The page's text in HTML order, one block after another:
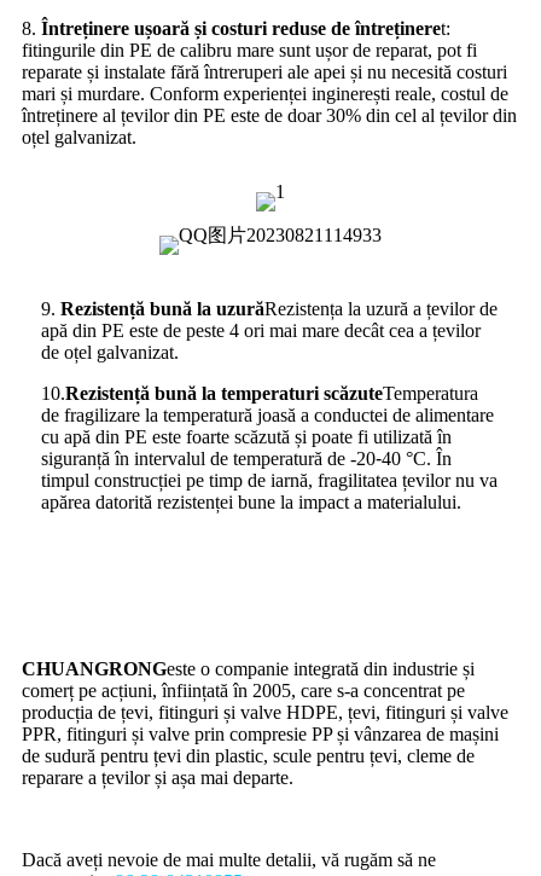
8. Întreținere ușoară și costuri reduse de întrețineret:
fitingurile din PE de calibru mare sunt ușor de reparat, pot fi
reparate și instalate fără întreruperi ale apei și nu necesită costuri
mari și murdare. Conform experienței inginerești reale, costul de
întreținere al țevilor din PE este de doar 30% din cel al țevilor din
oțel galvanizat.
9. Rezistență bună la uzurăRezistența la uzură a țevilor de
apă din PE este de peste 4 ori mai mare decât cea a țevilor
de oțel galvanizat.
10.Rezistență bună la temperaturi scăzuteTemperatura
de fragilizare la temperatură joasă a conductei de alimentare
cu apă din PE este foarte scăzută și poate fi utilizată în
siguranță în intervalul de temperatură de -20-40 °C. În
timpul construcției pe timp de iarnă, fragilitatea țevilor nu va
apărea datorită rezistenței bune la impact a materialului.
CHUANGRONGeste o companie integrată din industrie și
comerț pe acțiuni, înființată în 2005, care s-a concentrat pe
producția de țevi, fitinguri și valve HDPE, țevi, fitinguri și valve
PPR, fitinguri și valve prin compresie PP și vânzarea de mașini
de sudură pentru țevi din plastic, scule pentru țevi, cleme de
reparare a țevilor și așa mai departe.
Dacă aveți nevoie de mai multe detalii, vă rugăm să ne